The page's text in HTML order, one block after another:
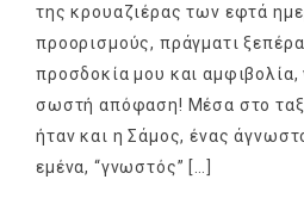
της κρουαζιέρας των εφτά
προορισμούς, πράγματι
προσδοκία μου και αμφιβολία,
σωστή απόφαση! Μέσα στο
ήταν και η Σάμος, ένας
εμένα, “γνωστός” […]